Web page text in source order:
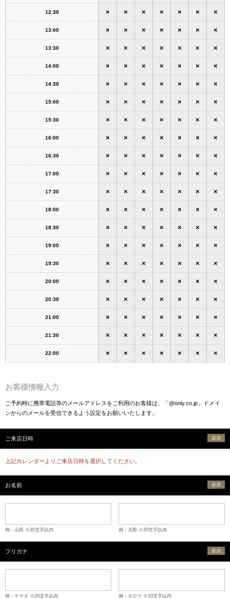
12:30 × × × × × × ×
13:00 × × × × × × ×
13:30 × × × × × × ×
14:00 × × × × × × ×
14:30 × × × × × × ×
15:00 × × × × × × ×
15:30 × × × × × × ×
16:00 × × × × × × ×
16:30 × × × × × × ×
17:00 × × × × × × ×
17:30 × × × × × × ×
18:00 × × × × × × ×
18:30 × × × × × × ×
19:00 × × × × × × ×
19:30 × × × × × × ×
20:00 × × × × × × ×
20:30 × × × × × × ×
21:00 × × × × × × ×
21:30 × × × × × × ×
22:00 × × × × × × ×
お客様情報入力
ご予約時に携帯電話等のメールアドレスをご利用のお客様は、「@only.co.jp」ドメイ
ンからのメールを受信できるよう設定をお願いいたします。
ご来店日時 必須
上記カレンダーよりご来店日時を選択してください。
お名前 必須
例：山田 ※20文字以内 例：太郎 ※20文字以内
フリガナ 必須
例：ヤマダ ※20文字以内 例：タロウ ※20文字以内